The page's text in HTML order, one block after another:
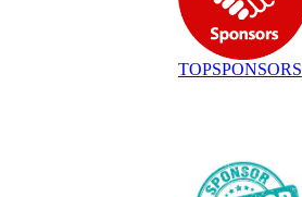
TOPSPONSORS